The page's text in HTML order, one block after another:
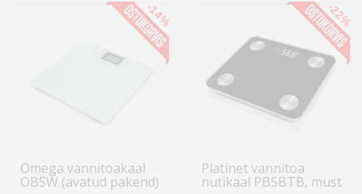
Omega vannitoakaal
OBSW (avatud pakend)
-14%
Platinet vannitoa
nutikaal PBSBTB, must
-22%